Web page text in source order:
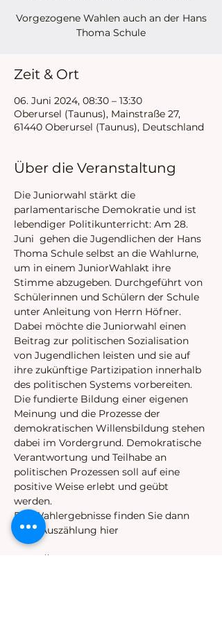
Vorgezogene Wahlen auch an der Hans
Thoma Schule
Zeit & Ort
06. Juni 2024, 08:30 – 13:30
Oberursel (Taunus), Mainstraße 27,
61440 Oberursel (Taunus), Deutschland
Über die Veranstaltung
Die Juniorwahl stärkt die
parlamentarische Demokratie und ist
lebendiger Politikunterricht: Am 28.
Juni  gehen die Jugendlichen der Hans
Thoma Schule selbst an die Wahlurne,
um in einem JuniorWahlakt ihre
Stimme abzugeben. Durchgeführt von
Schülerinnen und Schülern der Schule
unter Anleitung von Herrn Höfner.
Dabei möchte die Juniorwahl einen
Beitrag zur politischen Sozialisation
von Jugendlichen leisten und sie auf
ihre zukünftige Partizipation innerhalb
des politischen Systems vorbereiten.
Die fundierte Bildung einer eigenen
Meinung und die Prozesse der
demokratischen Willensbildung stehen
dabei im Vordergrund. Demokratische
Verantwortung und Teilhabe an
politischen Prozessen soll auf eine
positive Weise erlebt und geübt
werden.
Die Wahlergebnisse finden Sie dann
nach Auszählung hier
https://www.juniorwahl.de